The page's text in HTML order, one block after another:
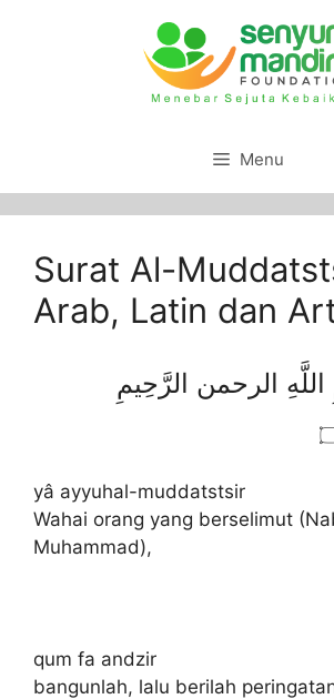
Menu
Surat Al-
Arab, Latin dan
الرحمن الرَّحِيمِ
yâ ayyuhal-muddatstsir
Wahai orang yang berselimut
Muhammad),
qum fa andzir
bangunlah, lalu berilah